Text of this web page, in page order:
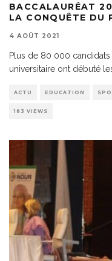
BACCALAURÉAT
LA CONQUÊTE DU
4 AOÛT 2021
Plus de 80 000
universitaire ont débuté
ACTU EDUCATION
183 VIEWS